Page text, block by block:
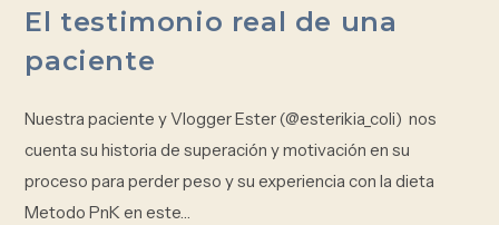
El testimonio real de una
paciente
Nuestra paciente y Vlogger Ester (@esterikia_coli) nos
cuenta su historia de superación y motivación en su
proceso para perder peso y su experiencia con la dieta
Metodo PnK en este…